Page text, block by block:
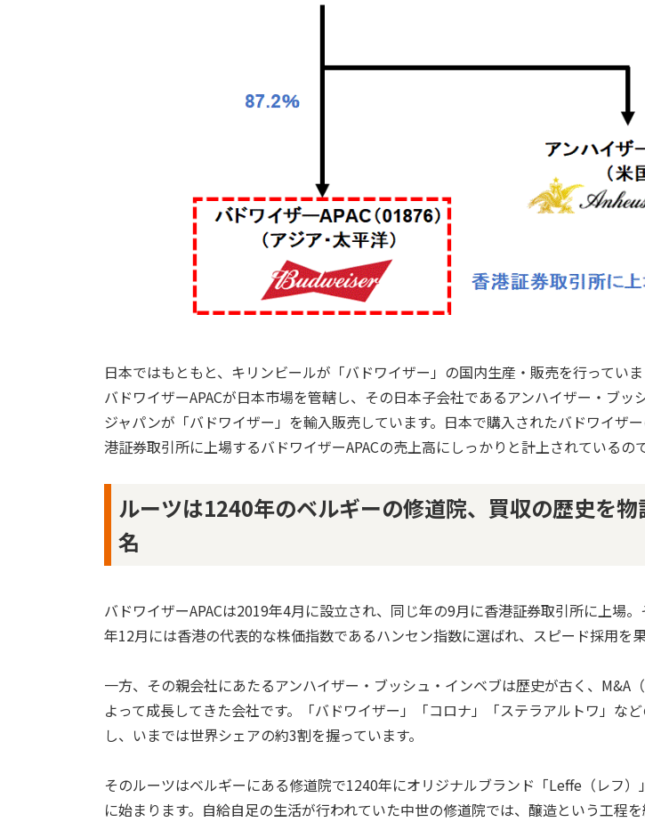
日本ではもともと、キリンビールが「バドワイザー」の国内生産・販売を行ってい
バドワイザーAPACが日本市場を管轄し、その日本子会社であるアンハイザー・ブッ
ジャパンが「バドワイザー」を輸入販売しています。日本で購入されたバドワイザ
港証券取引所に上場するバドワイザーAPACの売上高にしっかりと計上されているので
ルーツは1240年のベルギーの修道院、買収の歴史を
名
バドワイザーAPACは2019年4月に設立され、同じ年の9月に香港証券取引所に上場
年12月には香港の代表的な株価指数であるハンセン指数に選ばれ、スピード採用を果
一方、その親会社にあたるアンハイザー・ブッシュ・インベブは歴史が古く、M&A
よって成長してきた会社です。「バドワイザー」「コロナ」「ステラアルトワ」な
し、いまでは世界シェアの約3割を握っています。
そのルーツはベルギーにある修道院で1240年にオリジナルブランド「Leffe（レフ）
に始まります。自給自足の生活が行われていた中世の修道院では、醸造という工程